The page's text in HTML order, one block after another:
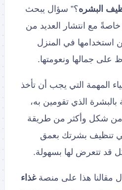
البشره؟” سؤال يبحث
خاصةً مع انتشار العديد من
استخدامها في المنزل
على جمالها ونعومتها.
المهمة التي يجب أن تأخذ
بالبشرة الذي تقومين به،
من شكل وأكثر من طريقة
تنظيف بشرتك بعمق
قد تتعرض لها بسهولة.
مقالنا هذا على منصةغذاء